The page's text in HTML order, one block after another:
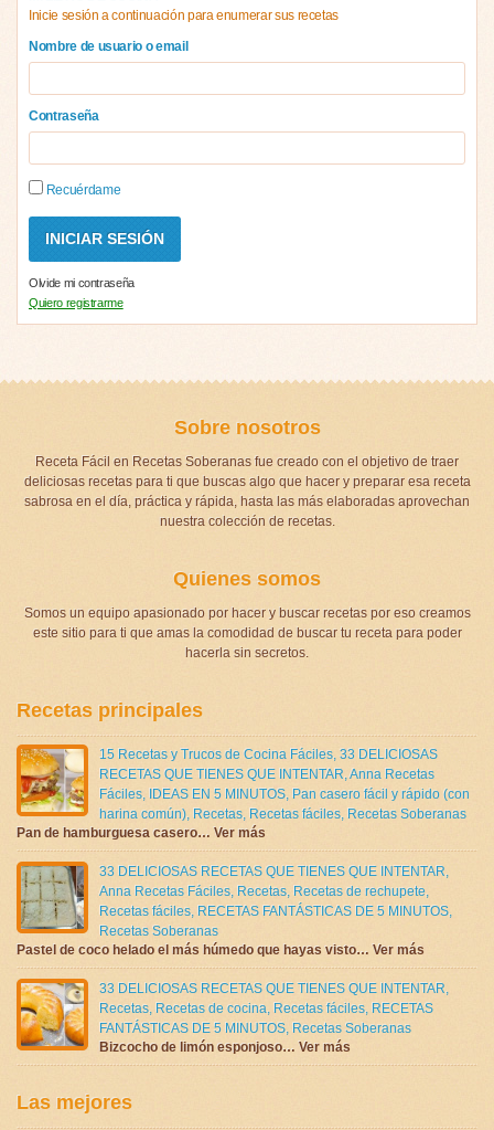
Inicie sesión a continuación para enumerar sus recetas
Nombre de usuario o email
Contraseña
Recuérdame
Olvide mi contraseña
Quiero registrarme
Sobre nosotros
Receta Fácil en Recetas Soberanas fue creado con el objetivo de traer
deliciosas recetas para ti que buscas algo que hacer y preparar esa receta
sabrosa en el día, práctica y rápida, hasta las más elaboradas aprovechan
nuestra colección de recetas.
Quienes somos
Somos un equipo apasionado por hacer y buscar recetas por eso creamos
este sitio para ti que amas la comodidad de buscar tu receta para poder
hacerla sin secretos.
Recetas principales
15 Recetas y Trucos de Cocina Fáciles, 33 DELICIOSAS
RECETAS QUE TIENES QUE INTENTAR,Anna Recetas
Fáciles, IDEAS EN 5 MINUTOS, Pan casero fácil y rápido (con
harina común), Recetas, Recetas fáciles, Recetas Soberanas
Pan de hamburguesa casero… Ver más
33 DELICIOSAS RECETAS QUE TIENES QUE INTENTAR,
Anna Recetas Fáciles, Recetas, Recetas de rechupete,
Recetas fáciles, RECETAS FANTÁSTICAS DE 5 MINUTOS,
Recetas Soberanas
Pastel de coco helado el más húmedo que hayas visto… Ver más
33 DELICIOSAS RECETAS QUE TIENES QUE INTENTAR,
Recetas, Recetas de cocina, Recetas fáciles, RECETAS
FANTÁSTICAS DE 5 MINUTOS, Recetas Soberanas
Bizcocho de limón esponjoso… Ver más
Las mejores